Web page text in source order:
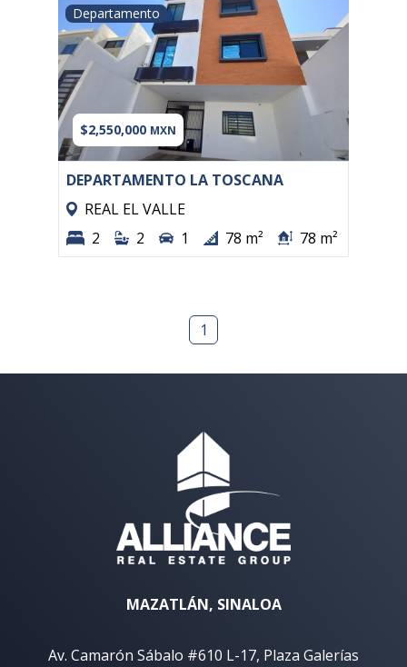
Departamento
$2,550,000 MXN
DEPARTAMENTO LA TOSCANA
REAL EL VALLE
2
2 1 78 m² 78 m²
1
MAZATLÁN, SINALOA
Av. Camarón Sábalo #610 L-17, Plaza Galerías